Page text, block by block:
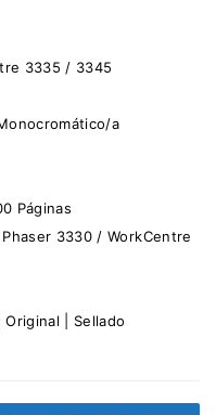
3335 / 3345
a
Páginas
3330 / WorkCentre
| Sellado